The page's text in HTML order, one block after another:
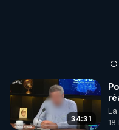
- SAMEDI 06/01/24 :
Les armes bio-nano-
https://
- JEUDI 11/01/24 :
34:31
La